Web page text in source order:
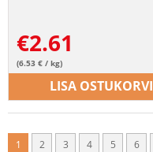
€2.61
(6.53 € / kg)
LISA OSTUKORVI
1 2 3 4 5 6